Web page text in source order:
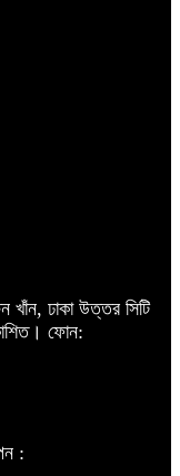
ঢাকা উত্তর সিটি
ফোন:
: